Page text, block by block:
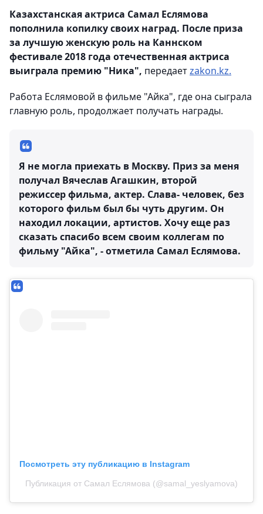
Казахстанская актриса Самал Еслямова
пополнила копилку своих наград. После приза
за лучшую женскую роль на Каннском
фестивале 2018 года отечественная актриса
выиграла премию "Ника", передаетzakon.kz.
Работа Еслямовой в фильме "Айка", где она сыграла
главную роль, продолжает получать награды.
Я не могла приехать в Москву. Приз за меня
получал Вячеслав Агашкин, второй
режиссер фильма, актер. Слава- человек, без
которого фильм был бы чуть другим. Он
находил локации, артистов. Хочу еще раз
сказать спасибо всем своим коллегам по
фильму "Айка", - отметила Самал Еслямова.
Посмотреть эту публикацию в Instagram
Публикация от Самал Еслямова (@samal_yeslyamova)